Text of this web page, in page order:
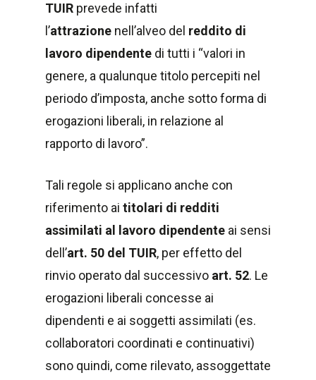
TUIR prevede infatti
l’attrazione nell’alveo del reddito di
lavoro dipendente di tutti i “valori in
genere, a qualunque titolo percepiti nel
periodo d’imposta, anche sotto forma di
erogazioni liberali, in relazione al
rapporto di lavoro”.
Tali regole si applicano anche con
riferimento ai titolari di redditi
assimilati al lavoro dipendente ai sensi
dell’art. 50 del TUIR, per effetto del
rinvio operato dal successivo art. 52. Le
erogazioni liberali concesse ai
dipendenti e ai soggetti assimilati (es.
collaboratori coordinati e continuativi)
sono quindi, come rilevato, assoggettate